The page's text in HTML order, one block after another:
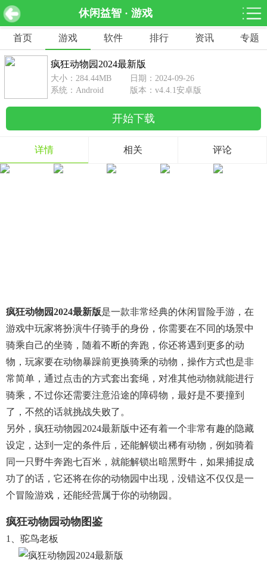
休闲益智 · 游戏
网游分类 软件分类
休闲益智
462款游戏
赛车竞速
122款游戏
1642款游戏
动作射击
351款游戏
69款游戏
经营养成
冒险解谜
首页 游戏 软件 排行 资讯 专题
疯狂动物园2024最新版 v4.4.1安卓版 下载
疯狂动物园2024最新版
大小：284.44MB
日期：2024-09-26
系统：Android
版本：v4.4.1安卓版
开始下载
详情 相关 评论
疯狂动物园2024最新版是一款非常经典的休闲冒险手游，在
游戏中玩家将扮演牛仔骑手的身份，你需要在不同的场景中
骑乘自己的坐骑，随着不断的奔跑，你还将遇到更多的动
物，玩家要在动物暴躁前更换骑乘的动物，操作方式也是非
常简单，通过点击的方式套出套绳，对准其他动物就能进行
骑乘，不过你还需要注意沿途的障碍物，最好是不要撞到
了，不然的话就挑战失败了。
另外，疯狂动物园2024最新版中还有着一个非常有趣的隐藏
设定，达到一定的条件后，还能解锁出稀有动物，例如骑着
同一只野牛奔跑七百米，就能解锁出暗黑野牛，如果捕捉成
功了的话，它还将在你的动物园中出现，没错这不仅仅是一
个冒险游戏，还能经营属于你的动物园。
疯狂动物园动物图鉴
1、驼鸟老板